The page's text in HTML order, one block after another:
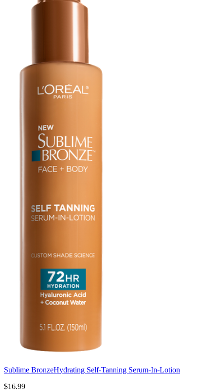
Sublime BronzeHydrating Self-Tanning Serum-In-Lotion
$16.99